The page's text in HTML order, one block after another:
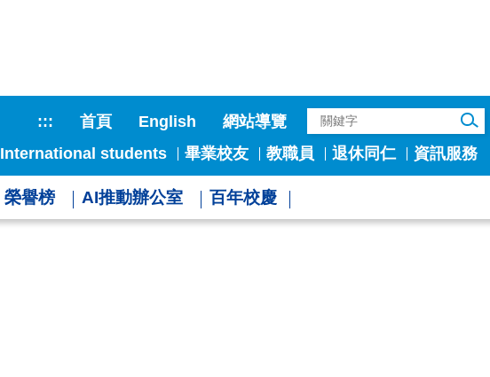
::: 首頁 English
網站導覽
International students 畢業校友 教職員 退休同仁 資訊服務
榮譽榜 AI推動辦公室 百年校慶